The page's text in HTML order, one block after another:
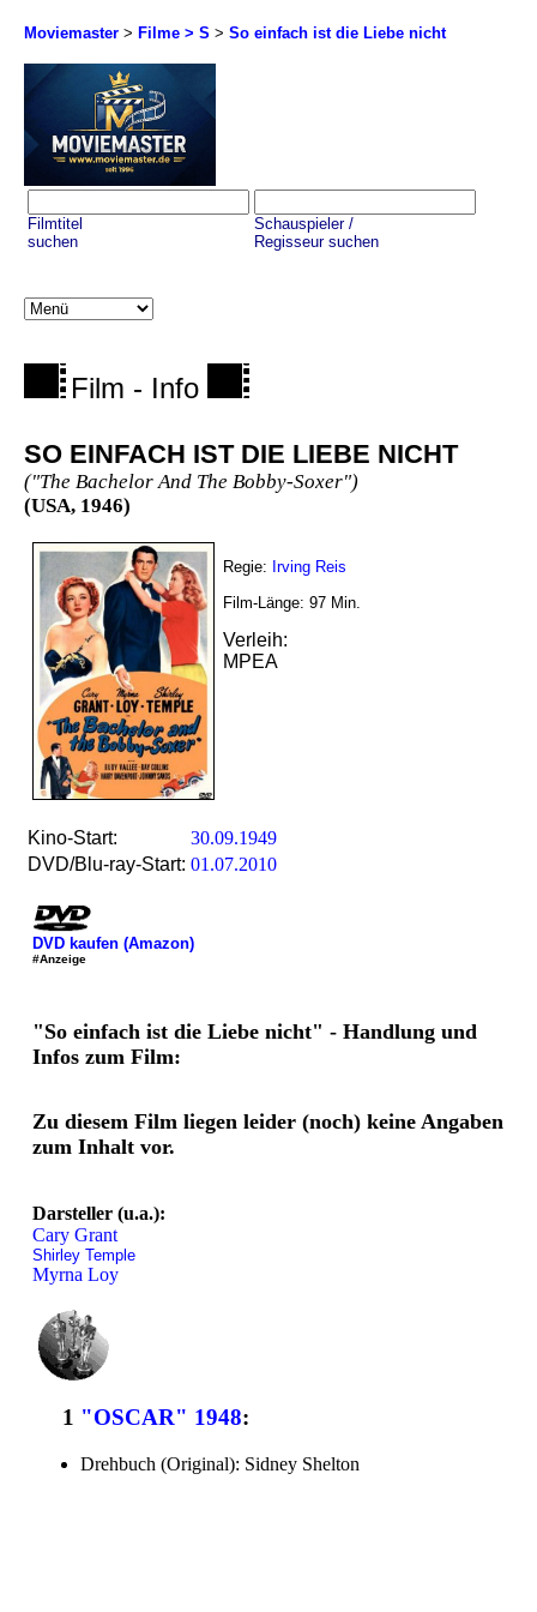
Moviemaster > Filme > S > So einfach ist die Liebe nicht
Filmtitel
suchen
Schauspieler /
Regisseur suchen
Film - Info
SO EINFACH IST DIE LIEBE NICHT
("The Bachelor And The Bobby-Soxer")
(USA, 1946)
Regie: Irving Reis
Film-Länge: 97 Min.
Verleih:
MPEA
Kino-Start:
30.09.1949
DVD/Blu-ray-Start: 01.07.2010
DVD kaufen (Amazon)
#Anzeige
"So einfach ist die Liebe nicht" - Handlung und
Infos zum Film:
Zu diesem Film liegen leider (noch) keine Angaben
zum Inhalt vor.
Darsteller (u.a.):
Cary Grant
Shirley Temple
Myrna Loy
1 "OSCAR" 1948:
Drehbuch (Original): Sidney Shelton